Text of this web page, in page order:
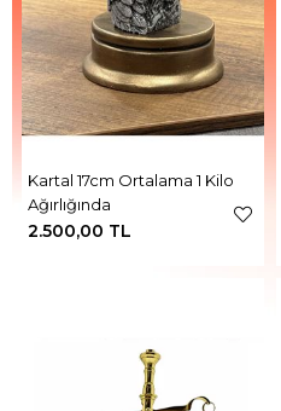
Kartal 17cm Ortalama 1 Kilo
Ağırlığında
2.500,00 TL